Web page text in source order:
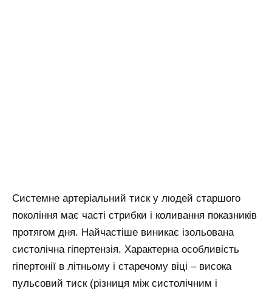
Системне артеріальний тиск у людей старшого
покоління має часті стрибки і коливання показників
протягом дня. Найчастіше виникає ізольована
систолічна гіпертензія. Характерна особливість
гіпертонії в літньому і старечому віці – висока
пульсовий тиск (різниця між систолічним і